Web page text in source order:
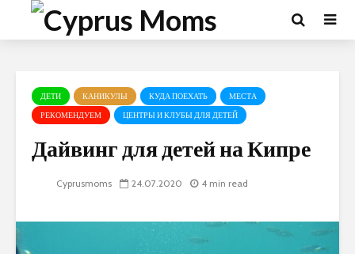
ДЕТИ КАНИКУЛЫ КУДА ПОЕХАТЬ
МЕСТА
РЕКОМЕНДУЕМ
ЦЕНТРЫ И КЛУБЫ ДЛЯ ДЕТЕЙ
Дайвинг для детей на Кипре
Cyprusmoms 24.07.2020 4 min read